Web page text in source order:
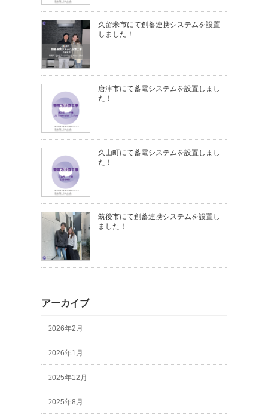
久留米市にて創蓄連携システムを設置
しました！
唐津市にて蓄電システムを設置しまし
た！
久山町にて蓄電システムを設置しまし
た！
筑後市にて創蓄連携システムを設置し
ました！
アーカイブ
2026年2月
2026年1月
2025年12月
2025年8月